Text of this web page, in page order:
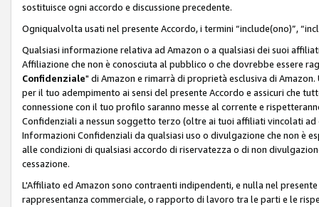
sostituisce ogni accordo e discussione precedente.
Ogniqualvolta usati nel presente Accordo, i termini “include(ono)”,
Qualsiasi informazione relativa ad Amazon o a qualsiasi dei suoi
Affiliazione che non è conosciuta al pubblico o che dovrebbe essere
Confidenziale" di Amazon e rimarrà di proprietà esclusiva di
per il tuo adempimento ai sensi del presente Accordo e assicuri che
connessione con il tuo profilo saranno messe al corrente e
Confidenziali a nessun soggetto terzo (oltre ai tuoi affiliati vincolati
Informazioni Confidenziali da qualsiasi uso o divulgazione che non è
alle condizioni di qualsiasi accordo di riservatezza o di non
cessazione.
L'Affiliato ed Amazon sono contraenti indipendenti, e nulla nel
rappresentanza commerciale, o rapporto di lavoro tra le parti e le